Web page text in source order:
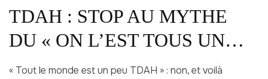
TDAH : STOP AU MYTHE
DU « ON L’EST TOUS UN
PEU »
« Tout le monde est un peu TDAH » : non, et voilà